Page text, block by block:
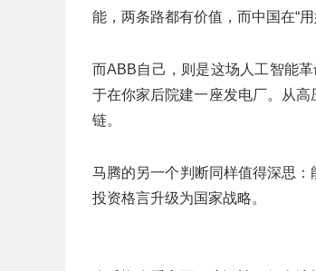
能，两条路都有价值，而中国在“
而ABB自己，则是这场人工智能
于在你家后院建一座发电厂。从
链。
马腾的另一个判断同样值得深思
投资格言升级为国家战略。